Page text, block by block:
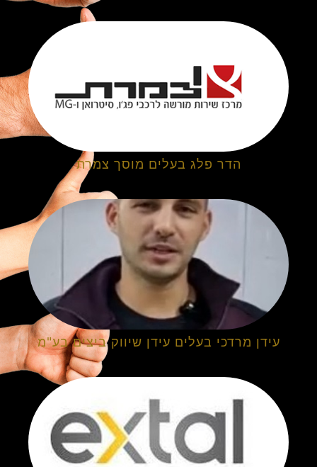
הדר פלג בעלים מוסך צמרת
עידן מרדכי בעלים עידן שיווק ביצים בע"מ